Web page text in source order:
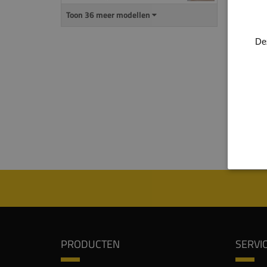
Toon 36 meer modellen
Kijk
PRODUCTEN